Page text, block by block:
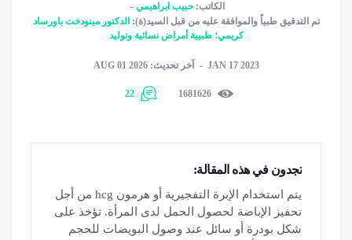
الكاتب: حبيب ابراهيمي
تم التدقیق طبیاً والموافقة عليه من قبل السيد(ة): الدکتور مينودخت باورساد
كريمي؛ طبيية أمراض نسائية وتوليد
JAN 17 2023 آخر تحديث: AUG 01 2026
1681626
22
تجدون في هذه المقالة:
يتم استخدام الإبرة التفجيرية أو هرمون hcg من أجل
تحفيز الإباضة لحصول الحمل لدى المرأة. تؤخذ على
شكل بودرة أو سائل عند وصول البويضات للحجم